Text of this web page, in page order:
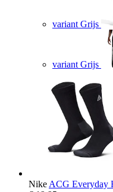
variant Grijs
variant Grijs
Nike ACG Everyday